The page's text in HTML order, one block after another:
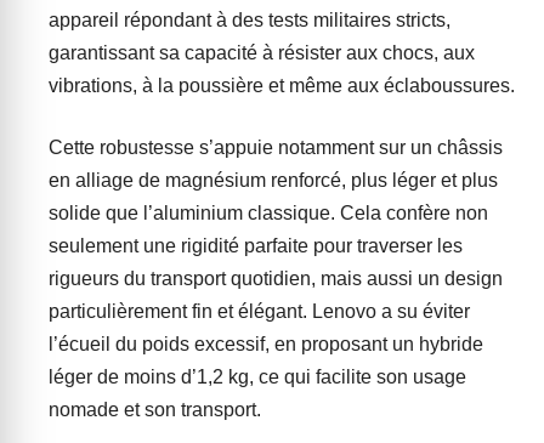
appareil répondant à des tests militaires stricts,
garantissant sa capacité à résister aux chocs, aux
vibrations, à la poussière et même aux éclaboussures.
Cette robustesse s’appuie notamment sur un châssis
en alliage de magnésium renforcé, plus léger et plus
solide que l’aluminium classique. Cela confère non
seulement une rigidité parfaite pour traverser les
rigueurs du transport quotidien, mais aussi un design
particulièrement fin et élégant. Lenovo a su éviter
l’écueil du poids excessif, en proposant un hybride
léger de moins d’1,2 kg, ce qui facilite son usage
nomade et son transport.